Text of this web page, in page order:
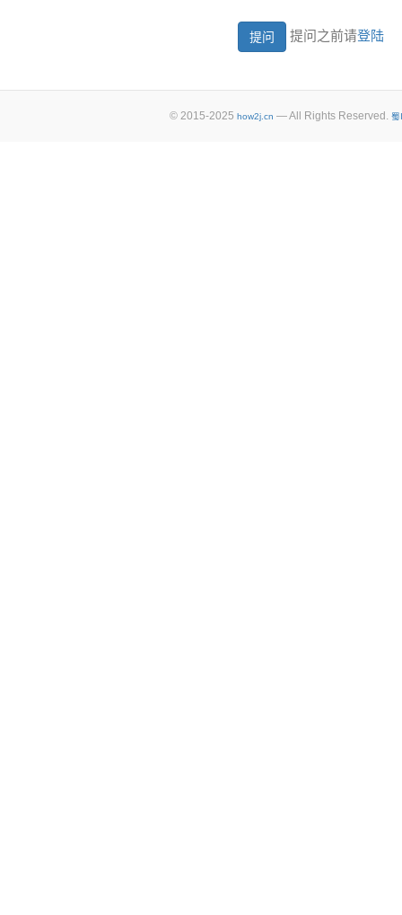
提问之前请登陆
© 2015-2025how2j.cn — All Rights Reserved.